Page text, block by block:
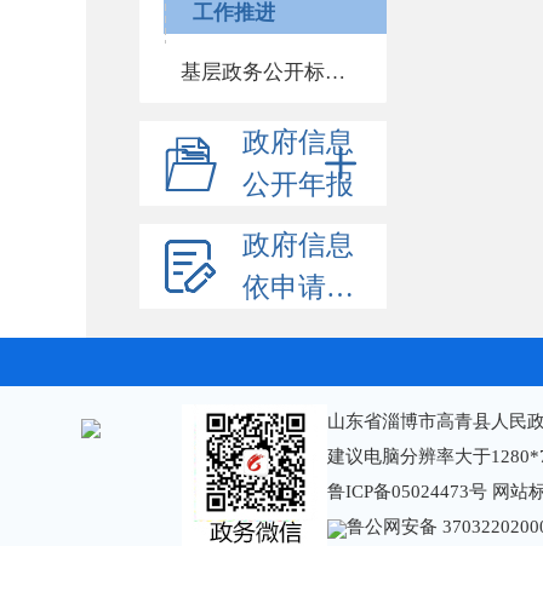
工作推进
基层政务公开标准目录
政府信息
公开年报
政府信息
依申请公开
山东省淄博市高青县人民
建议电脑分辨率大于
鲁ICP备05024473号 网站
鲁公网安备